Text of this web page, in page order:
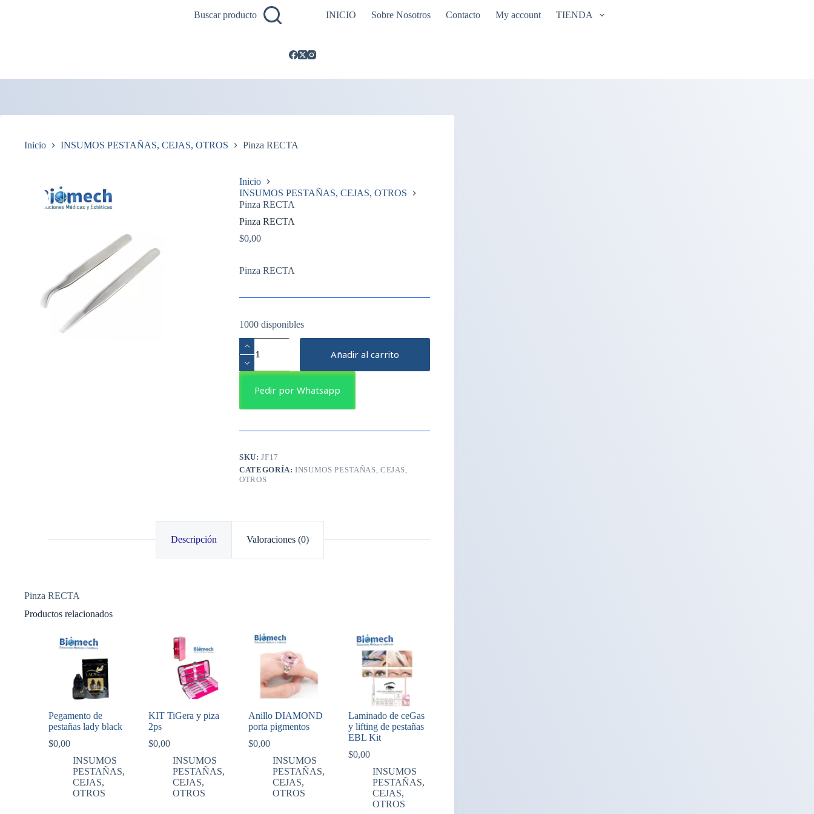
Buscar producto INICIO Sobre Nosotros Contacto My account TIENDA
Inicio INSUMOS PESTAÑAS, CEJAS, OTROS Pinza RECTA
Inicio
INSUMOS PESTAÑAS, CEJAS, OTROS
Pinza RECTA
Pinza RECTA
$0,00
Pinza RECTA
1000 disponibles
RECTA
cantidad
Añadir al carrito
Pedir por Whatsapp
SKU:JF17
CATEGORÍA:INSUMOS PESTAÑAS, CEJAS,
OTROS
Descripción Valoraciones (0)
Pinza RECTA
Productos relacionados
Pegamento de
pestañas lady black
$0,00
INSUMOS
PESTAÑAS,
CEJAS,
OTROS
KIT TiGera y piza
2ps
$0,00
INSUMOS
PESTAÑAS,
CEJAS,
OTROS
Anillo DIAMOND
porta pigmentos
$0,00
INSUMOS
PESTAÑAS,
CEJAS,
OTROS
Laminado de ceGas
y lifting de pestañas
EBL Kit
$0,00
INSUMOS
PESTAÑAS,
CEJAS,
OTROS